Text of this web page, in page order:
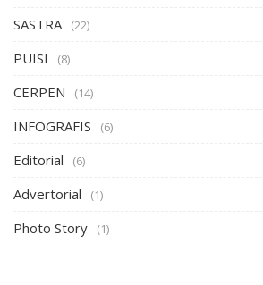
SASTRA (22)
PUISI (8)
CERPEN (14)
INFOGRAFIS (6)
Editorial (6)
Advertorial (1)
Photo Story (1)